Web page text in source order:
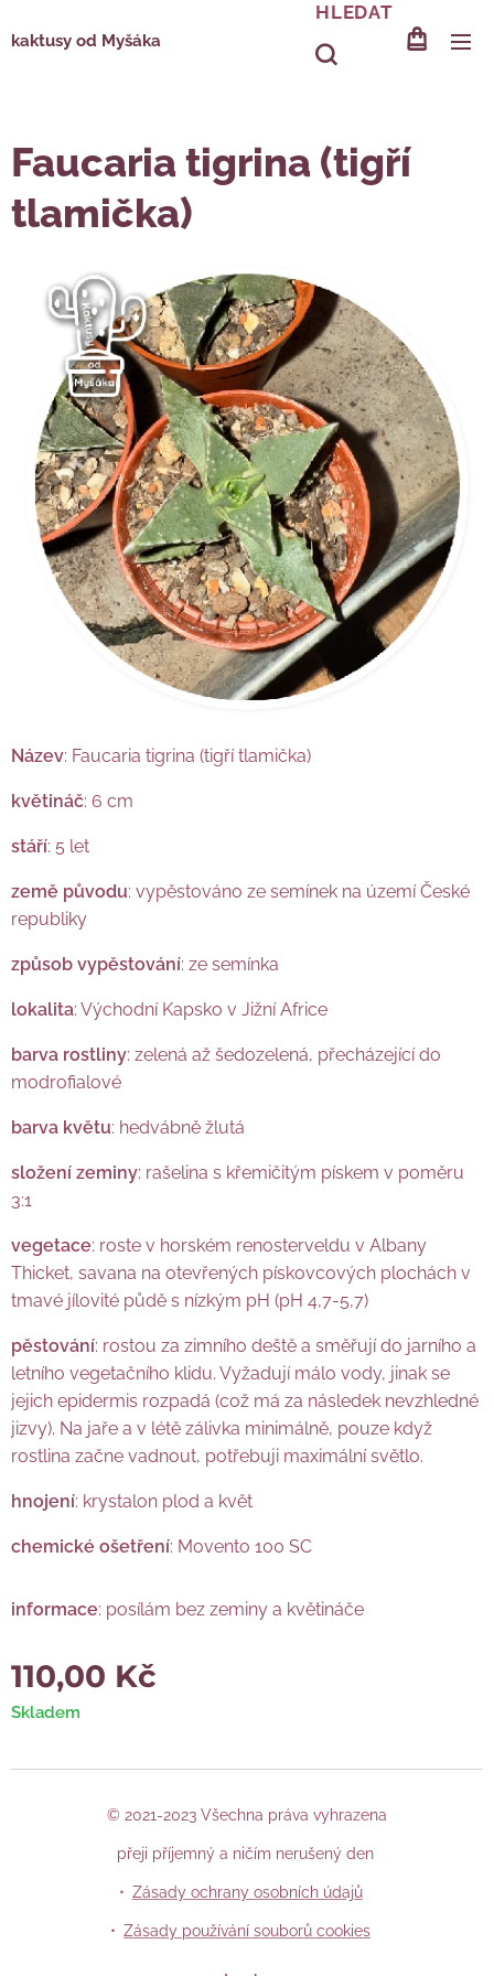
kaktusy od Myšáka
HLEDAT
Faucaria tigrina (tigří
tlamička)
Název: Faucaria tigrina (tigří tlamička)
květináč: 6 cm
stáří: 5 let
země původu: vypěstováno ze semínek na území České
republiky
způsob vypěstování: ze semínka
lokalita: Východní Kapsko v Jižní Africe
barva rostliny: zelená až šedozelená, přecházející do
modrofialové
barva květu: hedvábně žlutá
složení zeminy: rašelina s křemičitým pískem v poměru
3:1
vegetace: roste v horském renosterveldu v Albany
Thicket, savana na otevřených pískovcových plochách v
tmavé jílovité půdě s nízkým pH (pH 4,7-5,7)
pěstování: rostou za zimního deště a směřují do jarního a
letního vegetačního klidu. Vyžadují málo vody, jinak se
jejich epidermis rozpadá (což má za následek nevzhledné
jizvy). Na jaře a v létě zálivka minimálně, pouze když
rostlina začne vadnout, potřebuji maximální světlo.
hnojení: krystalon plod a květ
chemické ošetření: Movento 100 SC
informace: posílám bez zeminy a květináče
110,00 Kč
Skladem
© 2021-2023 Všechna práva vyhrazena
přeji příjemný a ničím nerušený den
Zásady ochrany osobních údajů
Zásady používání souborů cookies